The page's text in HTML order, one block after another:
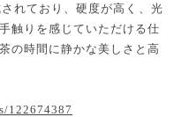
れており、硬度が高く、光
触りを感じていただける仕
の時間に静かな美しさと高
122674387